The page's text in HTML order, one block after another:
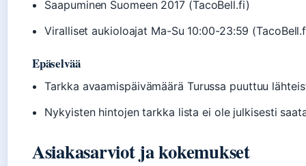
Saapuminen Suomeen 2017 (TacoBell.fi)
Viralliset aukioloajat Ma-Su 10:00-23:59
Epäselvää
Tarkka avaamispäivämäärä Turussa puuttuu
Nykyisten hintojen tarkka lista ei ole julkisesti
Asiakasarviot ja kokemukset